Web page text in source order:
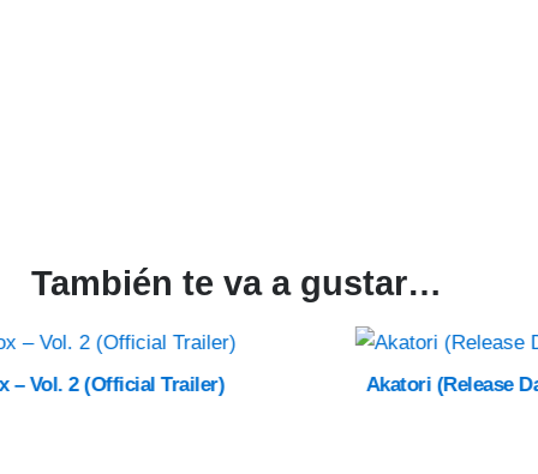
También te va a gustar…
Akatori (Release Date Announcement Trailer)